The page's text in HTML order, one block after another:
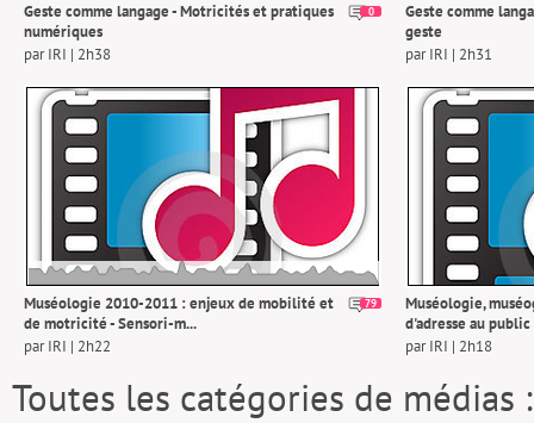
0
Geste comme langage - Motricités et pratiques
numériques
par IRI | 2h38
Geste comme
geste
par IRI | 2h31
79
Muséologie 2010-2011 : enjeux de mobilité et
de motricité - Sensori-m...
par IRI | 2h22
Muséologie,
d'adresse au public
par IRI | 2h18
Toutes les catégories de médias